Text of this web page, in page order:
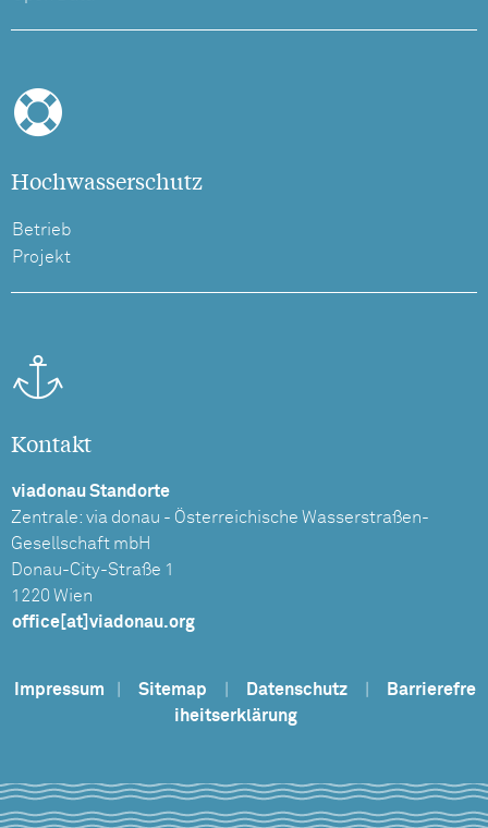
Hochwasserschutz
Betrieb
Projekt
Kontakt
viadonau Standorte
Zentrale: via donau - Österreichische Wasserstraßen-
Gesellschaft mbH
Donau-City-Straße 1
1220 Wien
office[at]viadonau.org
Impressum Sitemap Datenschutz
Barrierefre
iheitserklärung